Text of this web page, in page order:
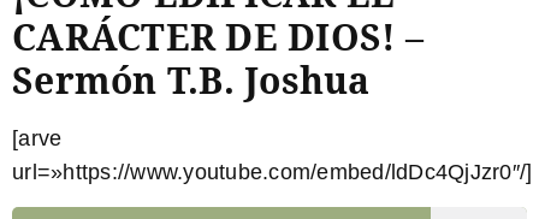
CARÁCTER DE DIOS! –
Sermón T.B. Joshua
[arve
url=»https://www.youtube.com/embed/ldDc4QjJzr0″/]